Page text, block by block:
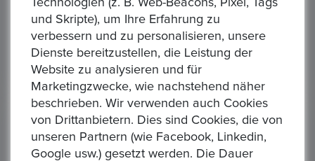
Alle Gebote
4 days 09:16:15
Gebotshistorie(4)
Technologien (z. B. Web-Beacons, Pixel, Tags
und Skripte), um Ihre Erfahrung zu
verbessern und zu personalisieren, unsere
Dienste bereitzustellen, die Leistung der
Website zu analysieren und für
Marketingzwecke, wie nachstehend näher
beschrieben. Wir verwenden auch Cookies
von Drittanbietern. Dies sind Cookies, die von
unseren Partnern (wie Facebook, Linkedin,
Google usw.) gesetzt werden. Die Dauer